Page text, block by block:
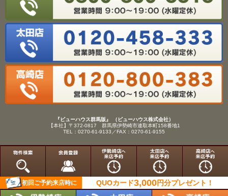
『ビューハウス群馬版』 （ビューハウス株式会社）
【本社】〒372-0817 群馬県伊勢崎市連取本町158番地1
TEL：0270-61-9133／FAX：0270-61-9155
Copyright(C)View House(R)Inc.All Rights Reserved.
初回ご予約来店時に QUOカード3,000円分プレゼント！